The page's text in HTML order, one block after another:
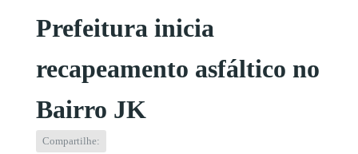
Prefeitura inicia
recapeamento asfáltico no
Bairro JK
Compartilhe: